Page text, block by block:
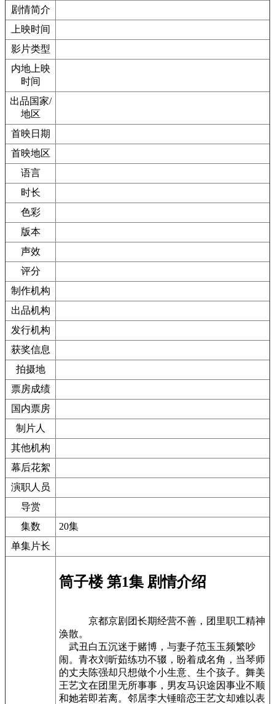
剧情简介
上映时间
影片类型
内地上映
时间
出品国家/
地区
首映日期
首映地区
语言
时长
色彩
版本
声效
评分
制作机构
出品机构
发行机构
获奖信息
拍摄地
票房成绩
国内票房
制片人
其他机构
幕后花絮
演职人员
导赏
集数
20集
单集片长
筒子楼 第1集 剧情介绍
京都京剧团长期经营不善，团里职工精神
涣散。
武丑白五沉迷于赌博，与妻子范玉玉频繁吵
闹。青衣刘昕茹练功不辍，盼着成名角，当琴师
的丈夫陈强却只想做个小生意、生个孩子。舞美
王艺文在团里无所事事，男友马识途因事业不顺
和她若即若离。邻居李大锤暗恋王艺文却难以表